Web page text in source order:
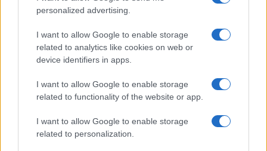
personalized advertising.
I want to allow Google to enable storage
related to analytics like cookies on web or
device identifiers in apps.
I want to allow Google to enable storage
related to functionality of the website or app.
I want to allow Google to enable storage
related to personalization.
Martina Agostina Diturco
I nostri cari
I nostri cari